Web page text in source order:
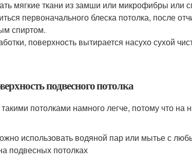
мягкие ткани из замши или микрофибры или
первоначального блеска потолка, после
спиртом.
поверхность вытирается насухо сухой
подвесного потолка
потолками намного легче, потому что на
использовать водяной пар или мытье с
подвесных потолках